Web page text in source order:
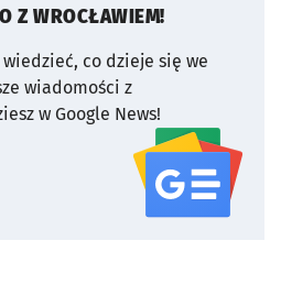
Z WROCŁAWIEM!
co dzieje się we
wiadomości z
w Google News!
serwisu